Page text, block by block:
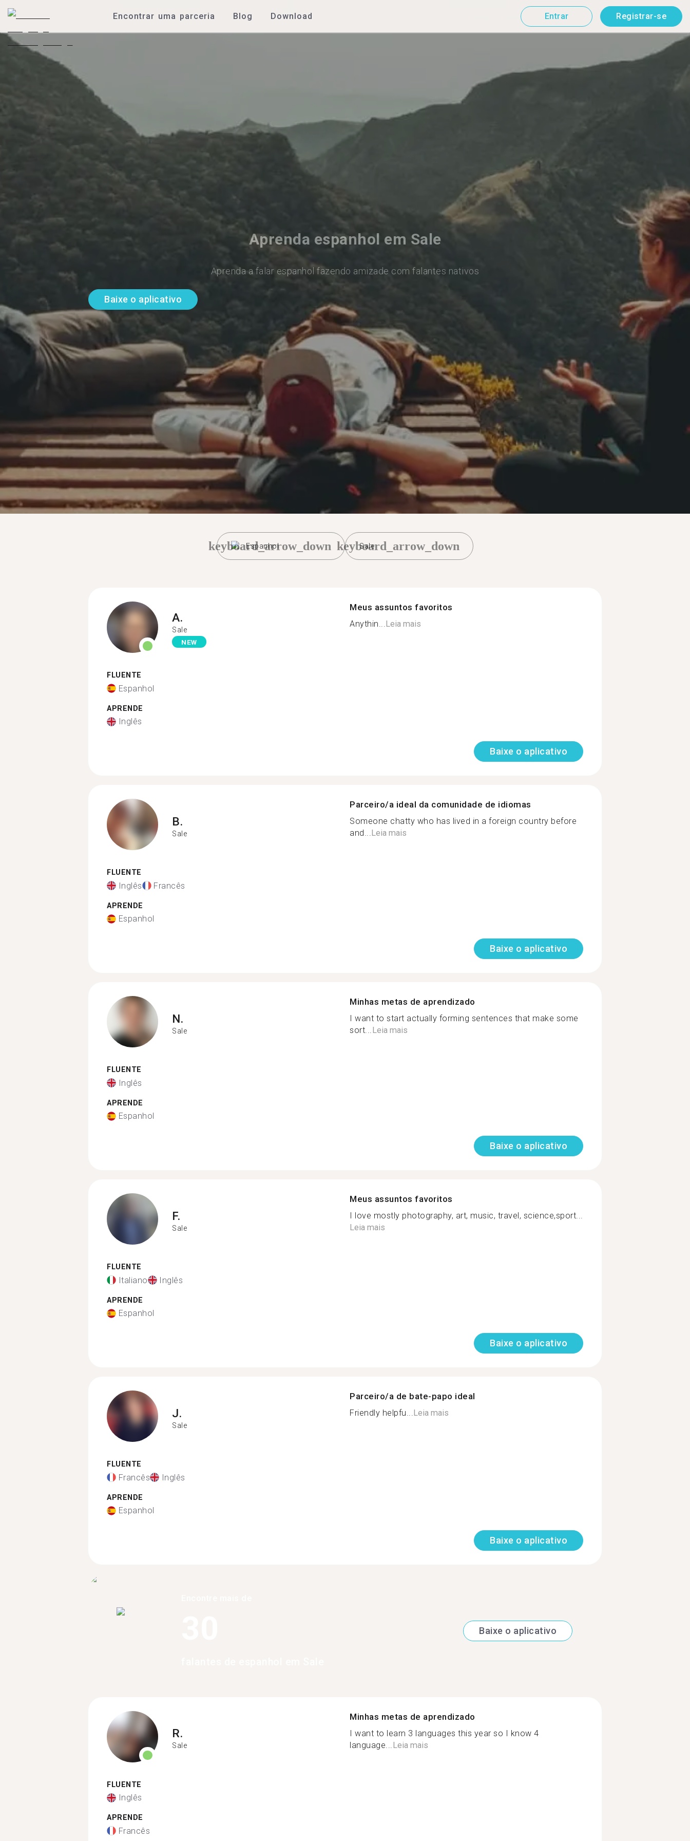
Encontrar uma parceria Blog Download Entrar Registrar-se
Aprenda espanhol em Sale
Aprenda a falar espanhol fazendo amizade com falantes nativos
Baixe o aplicativo
Espanhol
keyboard_arrow_down Sale
keyboard_arrow_down
A.
Sale
NEW
FLUENTE
Espanhol
APRENDE
Inglês
Meus assuntos favoritos
Anythin...Leia mais
Baixe o aplicativo
B.
Sale
FLUENTE
Inglês Francês
APRENDE
Espanhol
Parceiro/a ideal da comunidade de idiomas
Someone chatty who has lived in a foreign country before
and...Leia mais
Baixe o aplicativo
N.
Sale
FLUENTE
Inglês
APRENDE
Espanhol
Minhas metas de aprendizado
I want to start actually forming sentences that make some
sort...Leia mais
Baixe o aplicativo
F.
Sale
FLUENTE
Italiano Inglês
APRENDE
Espanhol
Meus assuntos favoritos
I love mostly photography, art, music, travel, science,sport...
Leia mais
Baixe o aplicativo
J.
Sale
FLUENTE
Francês Inglês
APRENDE
Espanhol
Parceiro/a de bate-papo ideal
Friendly helpfu...Leia mais
Baixe o aplicativo
Baixe o aplicativo
R.
Sale
FLUENTE
Inglês
APRENDE
Francês
Minhas metas de aprendizado
I want to learn 3 languages this year so I know 4
language... Leia mais